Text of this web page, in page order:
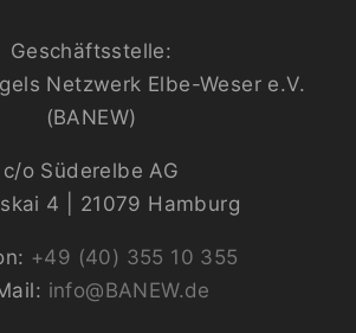
Geschäftsstelle:
Netzwerk Elbe-Weser e.V.
(BANEW)
c/o Süderelbe AG
4 | 21079 Hamburg
+49 (40) 355 10 355
info@BANEW.de